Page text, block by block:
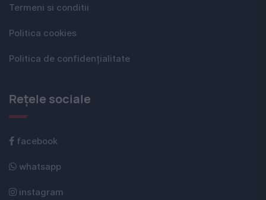
Termeni si conditii
Politica cookies
Politica de confidențialitate
Rețele sociale
facebook
whatsapp
instagram